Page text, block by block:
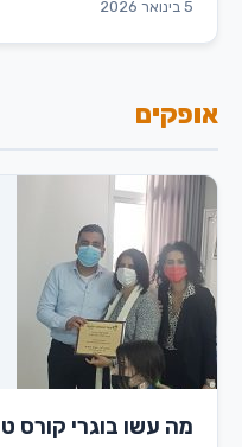
5 בינואר 2026
אופקים
מה עשו בוגרי קורס טיס 181 בתיכון